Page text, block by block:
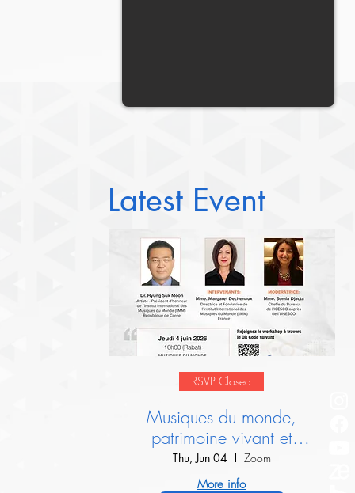
Latest Event
RSVP Closed
Musiques du monde,
patrimoine vivant et
dialogue interculturel :
Présentation de l’IIMM
Thu, Jun 04 Zoom
More info